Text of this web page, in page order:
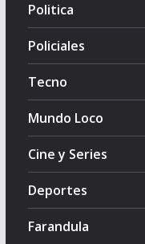
Politica
Policiales
Tecno
Mundo Loco
Cine y Series
Deportes
Farandula